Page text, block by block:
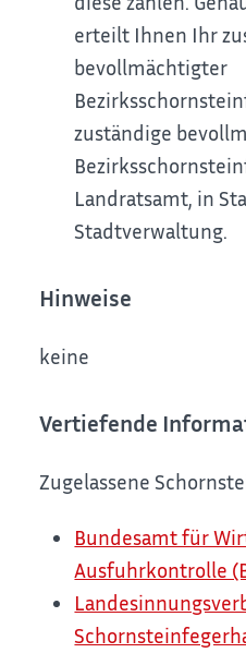
erteilt Ihnen Ihr
bevollmächtigter
zuständige
Landratsamt, in
Stadtverwaltung.
Hinweise
keine
Vertiefende
Zugelassene
Bundesamt für
Ausfuhrkontrolle